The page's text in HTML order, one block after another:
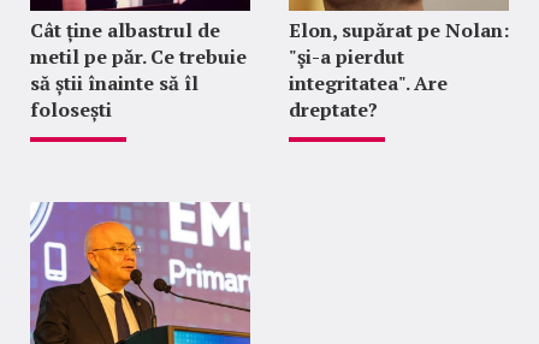
Cât ține albastrul de
metil pe păr. Ce trebuie
să știi înainte să îl
folosești
Elon, supărat pe Nolan:
"şi-a pierdut
integritatea". Are
dreptate?